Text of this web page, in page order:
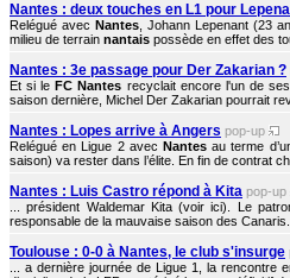
Nantes : deux touches en L1 pour
Relégué avec Nantes, Johann Lepenant (23
milieu de terrain nantais possède en effet des
Nantes : 3e passage pour Der Zakarian ?
Et si leFC Nantes recyclait encore l'un de
saison dernière, Michel Der Zakarian pourrait
Nantes : Lopes arrive à Angers pop-up
Relégué en Ligue 2 avecNantes au terme
saison) va rester dans l’élite. En fin de contrat
Nantes : Luis Castro répond à Kita pop-up
... président Waldemar Kita (voir ici). Le
responsable de la mauvaise saison des
Toulouse : 0-0 à Nantes, le club s'insurge
... a dernière journée de Ligue 1, la rencontre